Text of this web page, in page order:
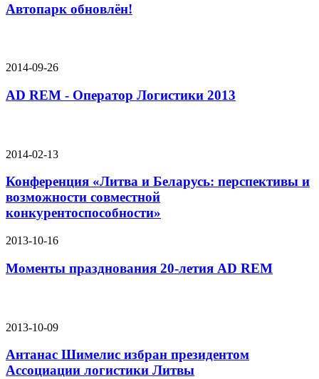
Автопарк обновлён!
2014-09-26
AD REM - Oператор Логистики 2013
2014-02-13
Конференция «Литва и Беларусь: перспективы и
возможности совместной
конкурентоспособности»
2013-10-16
Моменты празднования 20-летия AD REM
2013-10-09
Антанас Шимелис избран президентом
Ассоциации логистики Литвы